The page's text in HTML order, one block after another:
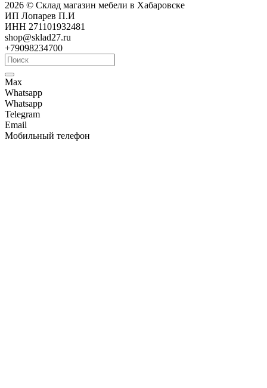
2026 © Склад магазин мебели в Хабаровске
ИП Лопарев П.И
ИНН 271101932481
shop@sklad27.ru
+79098234700
Max
Whatsapp
Whatsapp
Telegram
Email
Мобильный телефон